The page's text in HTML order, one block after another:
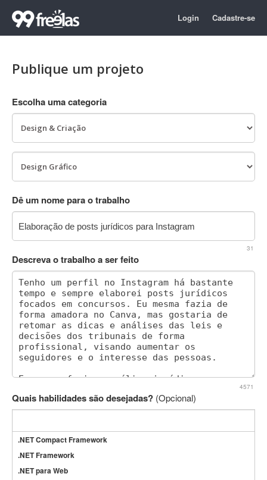
Login Cadastre-se
Publique um projeto
Escolha uma categoria
Dê um nome para o trabalho
31
Descreva o trabalho a ser feito
4571
Quais habilidades são desejadas? (Opcional)
.NET Compact Framework
.NET Framework
.NET para Web